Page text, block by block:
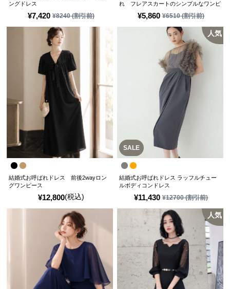
¥7,420 ¥8240(割引前)
ングドレス
¥5,860 ¥6510(割引前)
れ フレアスカートのシンプルなワンピ
¥12,800(税込)
結婚式お呼ばれドレス 前後2wayロン
グワンピース
SALE
人気
¥11,430 ¥12700(割引前)
結婚式お呼ばれドレス ラッフルチュー
ルボディコンドレス
人気